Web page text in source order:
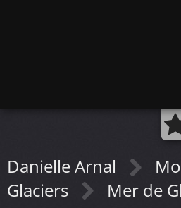
Danielle Arnal
Glaciers
Mer de